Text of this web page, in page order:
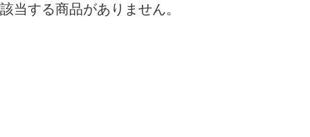
該当する商品がありません。